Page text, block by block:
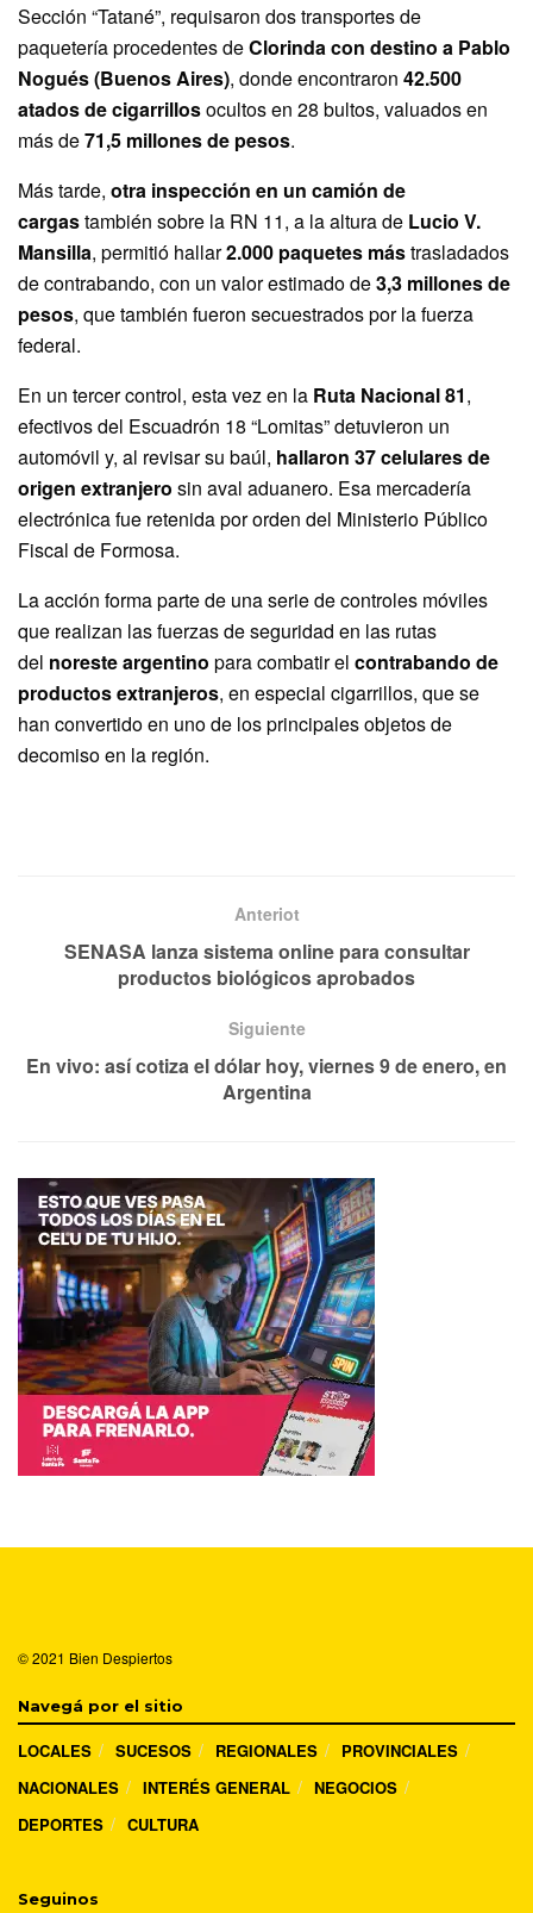
Sección “Tatané”, requisaron dos transportes de
paquetería procedentes deClorinda con destino a Pablo
Nogués (Buenos Aires), donde encontraron 42.500
atados de cigarrillosocultos en 28 bultos, valuados en
más de71,5 millones de pesos.
Más tarde, otra inspección en un camión de
cargastambién sobre la RN 11, a la altura de Lucio V.
Mansilla, permitió hallar2.000 paquetes mástrasladados
de contrabando, con un valor estimado de3,3 millones de
pesos, que también fueron secuestrados por la fuerza
federal.
En un tercer control, esta vez en la Ruta Nacional 81,
efectivos del Escuadrón 18 “Lomitas” detuvieron un
automóvil y, al revisar su baúl, hallaron 37 celulares de
origen extranjero sin aval aduanero. Esa mercadería
electrónica fue retenida por orden del Ministerio Público
Fiscal de Formosa.
La acción forma parte de una serie de controles móviles
que realizan las fuerzas de seguridad en las rutas
del noreste argentino para combatir el contrabando de
productos extranjeros, en especial cigarrillos, que se
han convertido en uno de los principales objetos de
decomiso en la región.
Anteriot
SENASA lanza sistema online para consultar
productos biológicos aprobados
Siguiente
En vivo: así cotiza el dólar hoy, viernes 9 de enero, en
Argentina
© 2021 Bien Despiertos
Navegá por el sitio
LOCALES SUCESOS REGIONALES
PROVINCIALES
NACIONALES
INTERÉS GENERAL
NEGOCIOS
DEPORTES
CULTURA
Seguinos